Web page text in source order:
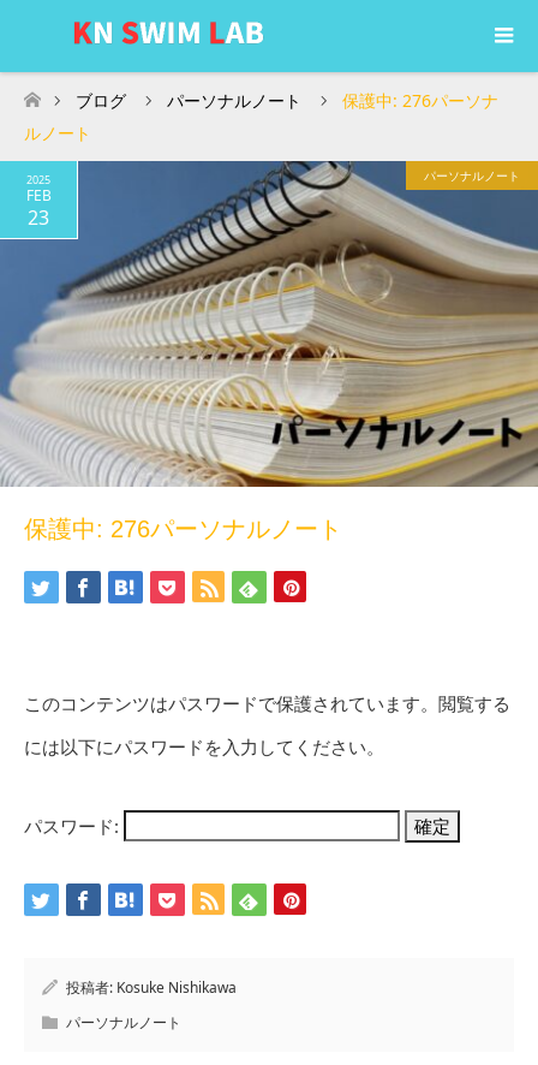
ホーム
ブログ パーソナルノート
保護中: 276パーソナ
ルノート
2025
FEB
23
パーソナルノート
保護中: 276パーソナルノート
このコンテンツはパスワードで保護されています。閲覧する
には以下にパスワードを入力してください。
パスワード:
投稿者: Kosuke Nishikawa
パーソナルノート